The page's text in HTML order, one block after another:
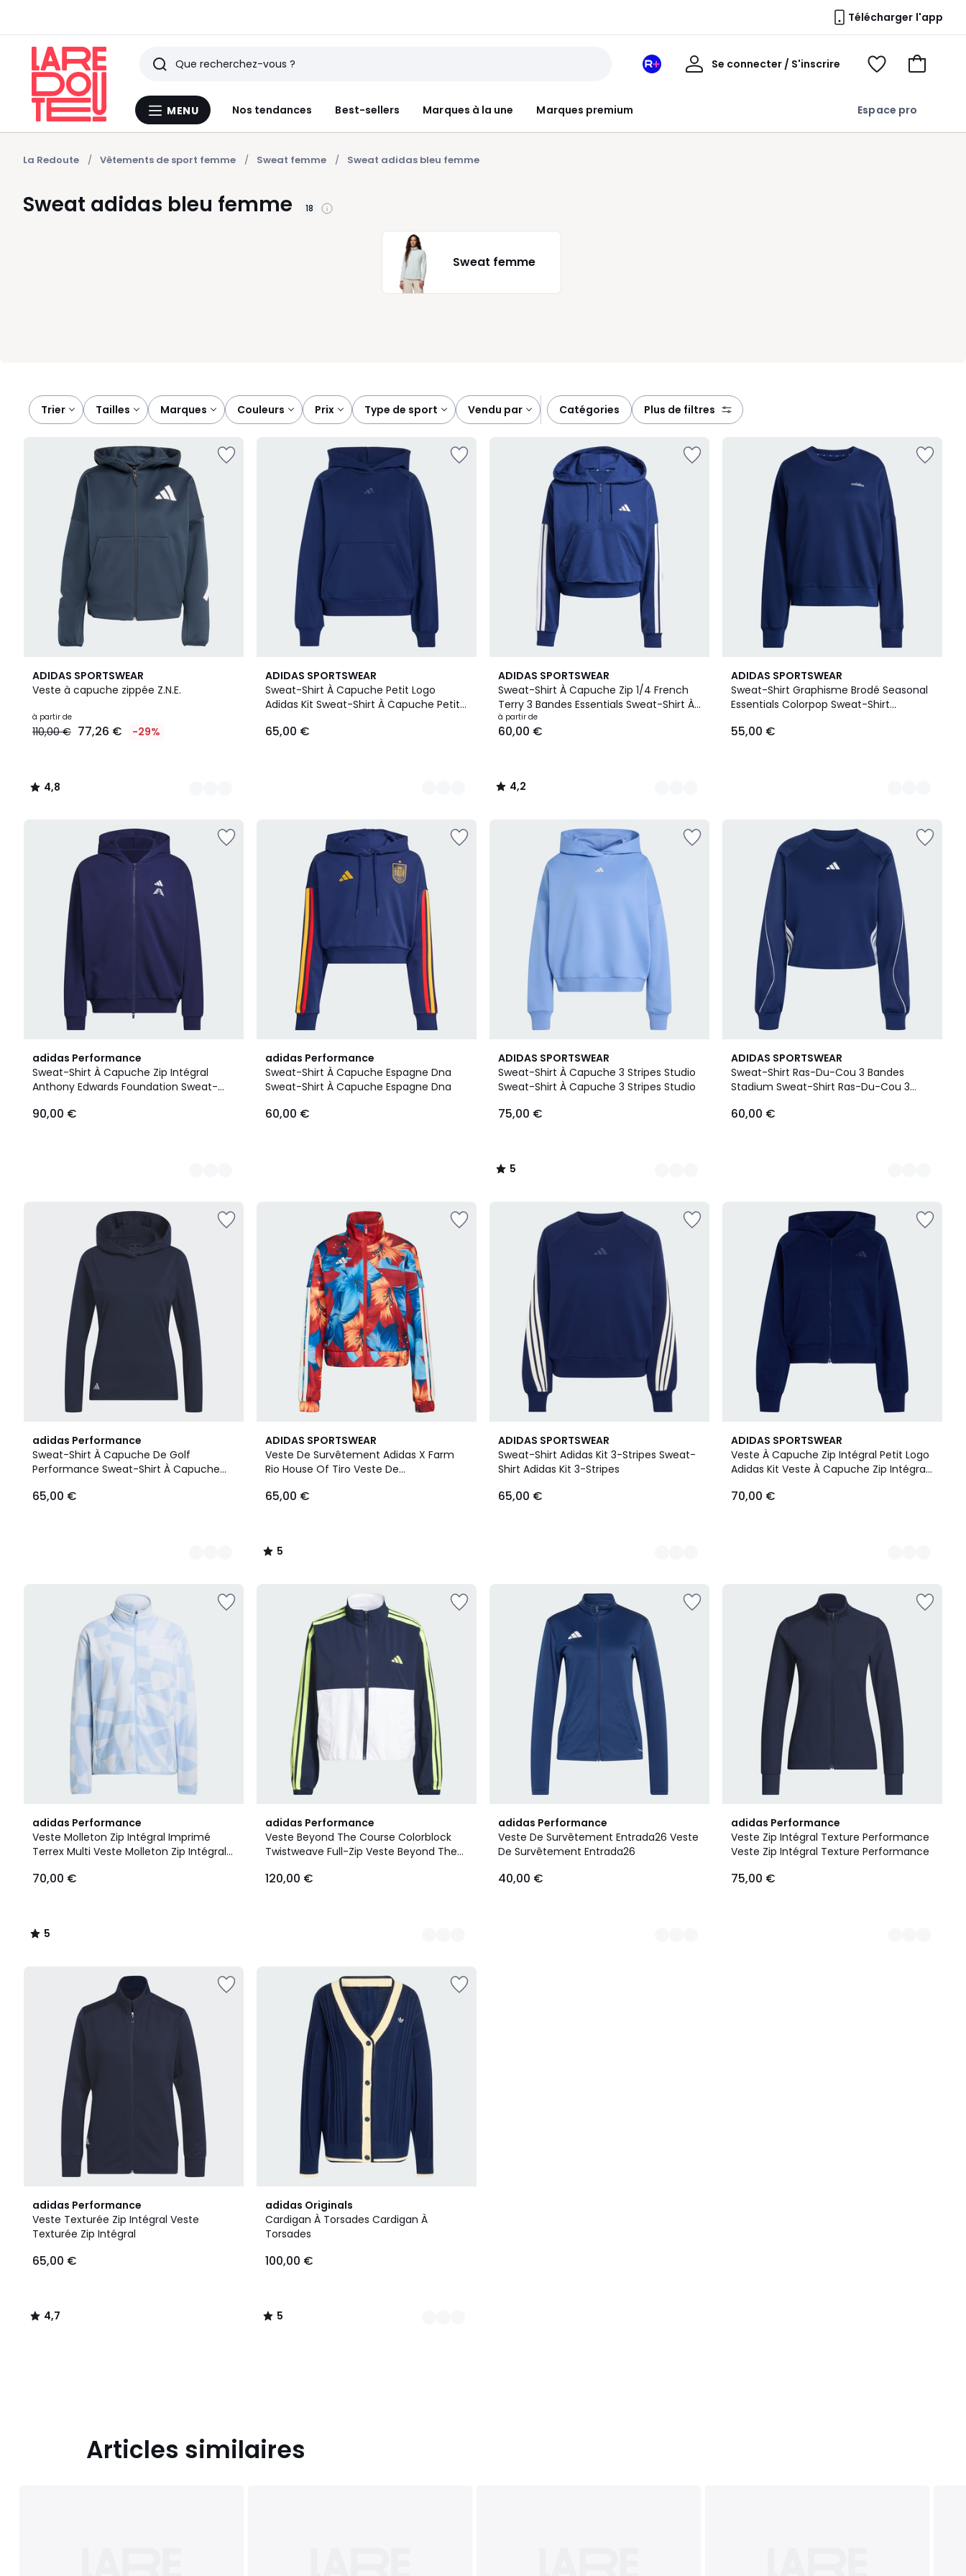
Télécharger l'app
Menu
MENU Nos tendances Best-sellers Marques à la une Marques premium Espace pro
Rechercher
Derniers
articles
vus
Mon
Se connecter / S'inscrire
Mon
Voir
Voir
La Redoute Vêtements de sport femme Sweat femme Sweat adidas bleu femme
Sweat adidas bleu femme 18
Sweat femme
Trier tailles marques couleurs prix type de sport vendu par catégories plus de filtres
ADIDAS SPORTSWEAR
Veste à capuche zippée Z.N.E.
Prix
à
€
réduction
appliquée.
à partir de
110,00 € 77,26 € -29%
4,8
/ 5
9
Couleurs
4,8
/
ADIDAS SPORTSWEAR
Sweat-Shirt À Capuche Petit Logo
Adidas Kit Sweat-Shirt À Capuche Petit
65,00 €
5
Couleurs
ADIDAS SPORTSWEAR
Sweat-Shirt À Capuche Zip 1/4 French
Terry 3 Bandes Essentials Sweat-Shirt À
Capuche Zip 1/4 French Terry 3 Bandes
Essentials
à partir de
60,00 €
4,2
/ 5
4
Couleurs
4,2
/
ADIDAS SPORTSWEAR
Sweat-Shirt Graphisme Brodé Seasonal
Essentials Colorpop Sweat-Shirt
Colorpop
55,00 €
2
Couleurs
adidas Performance
Sweat-Shirt À Capuche Zip Intégral
Anthony Edwards Foundation Sweat-
Edwards Foundation
90,00 €
2
Couleurs
adidas Performance
Sweat-Shirt À Capuche Espagne Dna
Sweat-Shirt À Capuche Espagne Dna
60,00 €
ADIDAS SPORTSWEAR
Sweat-Shirt À Capuche 3 Stripes Studio
Sweat-Shirt À Capuche 3 Stripes Studio
75,00 €
5
/
5
2
Couleurs
5
/
ADIDAS SPORTSWEAR
Sweat-Shirt Ras-Du-Cou 3 Bandes
Stadium Sweat-Shirt Ras-Du-Cou 3
60,00 €
2
Couleurs
adidas Performance
Sweat-Shirt À Capuche De Golf
Performance Sweat-Shirt À Capuche
65,00 €
2
Couleurs
ADIDAS SPORTSWEAR
Veste De Survêtement Adidas X Farm
Rio House Of Tiro Veste De
Of Tiro
65,00 €
5
/
5
5
/
ADIDAS SPORTSWEAR
Sweat-Shirt Adidas Kit 3-Stripes Sweat-
Shirt Adidas Kit 3-Stripes
65,00 €
2
Couleurs
ADIDAS SPORTSWEAR
Veste À Capuche Zip Intégral Petit Logo
Adidas Kit Veste À Capuche Zip Intégral
70,00 €
3
Couleurs
adidas Performance
Veste Molleton Zip Intégral Imprimé
Terrex Multi Veste Molleton Zip Intégral
70,00 €
5
/
5
5
/
adidas Performance
Veste Beyond The Course Colorblock
Twistweave Full-Zip Veste Beyond The
120,00 €
4
Couleurs
adidas Performance
Veste De Survêtement Entrada26 Veste
De Survêtement Entrada26
40,00 €
7
Couleurs
adidas Performance
Veste Zip Intégral Texture Performance
Veste Zip Intégral Texture Performance
75,00 €
4
Couleurs
adidas Performance
Veste Texturée Zip Intégral Veste
Texturée Zip Intégral
65,00 €
4,7
/ 5
4,7
/
adidas Originals
Cardigan À Torsades Cardigan À
Torsades
100,00 €
5
/
5
2
Couleurs
5
/
Articles similaires